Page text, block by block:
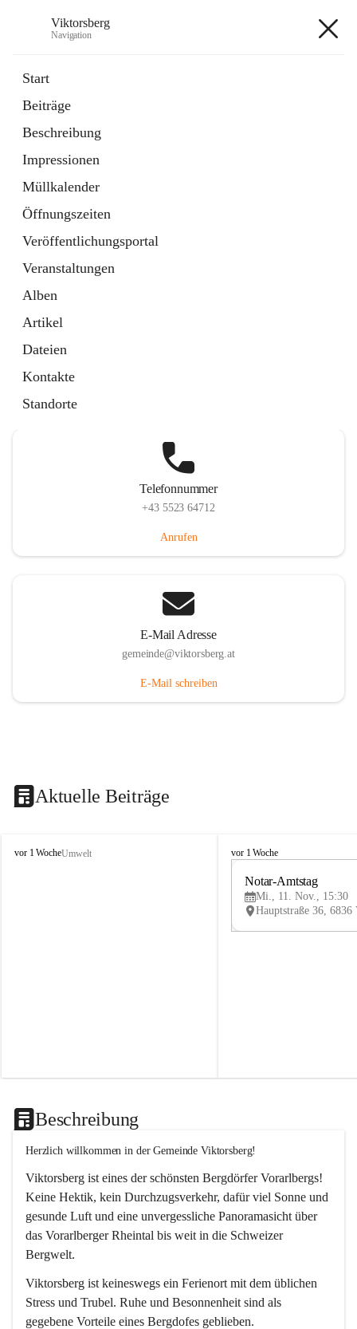
Viktorsberg
Navigation
Start
Beiträge
Beschreibung
Impressionen
Müllkalender
Öffnungszeiten
Veröffentlichungsportal
Veranstaltungen
Alben
Artikel
Dateien
Kontakte
Standorte
1 Schnellzugriff
Bürgerservice
10 Schnellzugriffe
Telefonnummer
+43 5523 64712
Anrufen
E-Mail Adresse
gemeinde@viktorsberg.at
E-Mail schreiben
Aktuelle Beiträge
V
vor 1 WocheUmwelt
V
vor 1 Woche
Notar-Amtstag
Mi., 11. Nov., 15:30
Beschreibung
Herzlich willkommen in der Gemeinde Viktorsberg!
Viktorsberg ist eines der schönsten Bergdörfer Vorarlbergs!
Keine Hektik, kein Durchzugsverkehr, dafür viel Sonne und
gesunde Luft und eine unvergessliche Panoramasicht über
das Vorarlberger Rheintal bis weit in die Schweizer
Bergwelt.
Viktorsberg ist keineswegs ein Ferienort mit dem üblichen
Stress und Trubel. Ruhe und Besonnenheit sind als
gegebene Vorteile eines Bergdofes geblieben.